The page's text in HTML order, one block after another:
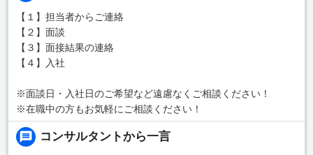
【１】担当者からご連絡
【２】面談
【３】面接結果の連絡
【４】入社
※面談日・入社日のご希望など遠慮なくご相談ください！
※在職中の方もお気軽にご相談ください！
コンサルタントから一言